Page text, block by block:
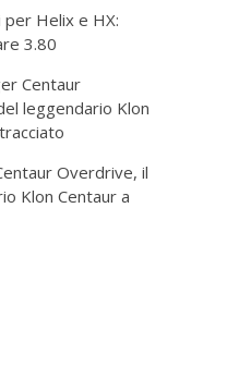
per Helix e HX:
3.80
Centaur
leggendario Klon
Overdrive, il
Klon Centaur a